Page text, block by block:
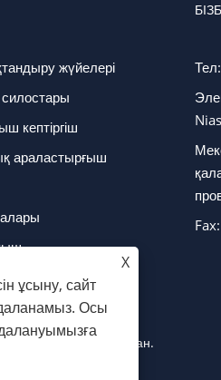
жүйелері
кептіргіш
араластырғыш
реттегіштері
құқықтар қорғалған.
X
ұсыну, сайт
Осы